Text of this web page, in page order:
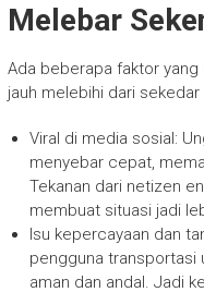
Melebar
Ada beberapa faktor
jauh melebihi dari
Viral di media sosial:
menyebar cepat,
Tekanan dari netizen
membuat situasi jadi
Isu kepercayaan dan
pengguna transportasi
aman dan andal. Jadi